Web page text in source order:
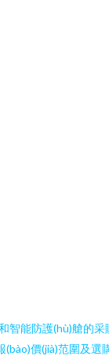
智能防護(hù)艙的
價(jià)范圍及